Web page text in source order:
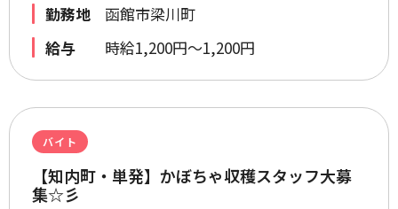
勤務地
函館市梁川町
給与
時給1,200円～1,200円
バイト
【知内町・単発】かぼちゃ収穫スタッフ大募
集☆彡